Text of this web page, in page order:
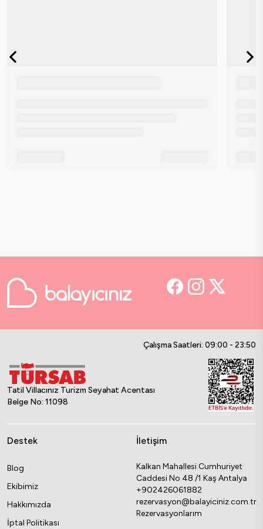
Çalışma Saatleri: 09:00 - 23:50
Tatil Villacınız Turizm Seyahat Acentası
Belge No: 11098
Destek
Blog
Ekibimiz
Hakkımızda
İptal Politikası
İletişim
Kalkan Mahallesi Cumhuriyet
Caddesi No 48 /1 Kaş Antalya
+902426061882
rezervasyon@balayiciniz.com.tr
Rezervasyonlarım